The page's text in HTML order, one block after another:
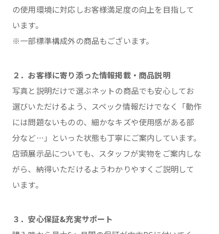
の使用環境に対応しお客様満足度の向上を目指して
います。
※一部標準構成外の商品もございます。
２．お客様に寄り添った情報掲載・商品説明
写真と説明だけで選ぶネットの商品でも安心してお
選びいただけるよう、スペック情報だけでなく「動作
には問題ないものの、細かなキズや使用感がある部
分など…」といった状態も丁寧にご案内しています。
店頭展示品についても、スタッフが実物をご案内しな
がら、納得いただけるようわかりやすくご説明して
います。
３．安心保証&充実サポート